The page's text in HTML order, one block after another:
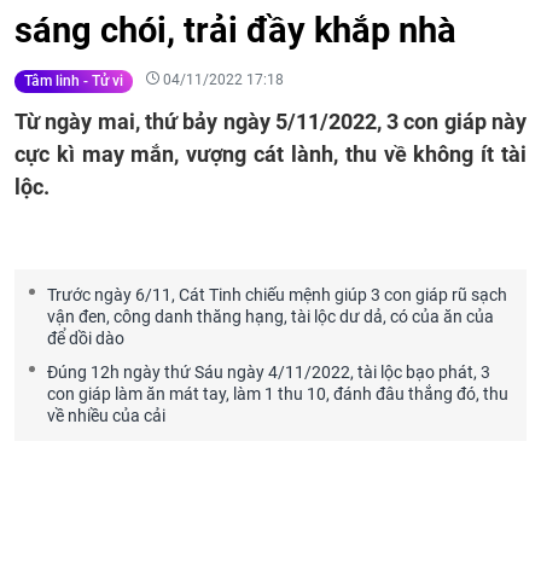
sáng chói, trải đầy khắp nhà
Tâm linh - Tử vi 04/11/2022 17:18
Từ ngày mai, thứ bảy ngày 5/11/2022, 3 con giáp này
cực kì may mắn, vượng cát lành, thu về không ít tài
lộc.
Trước ngày 6/11, Cát Tinh chiếu mệnh giúp 3 con giáp rũ sạch
vận đen, công danh thăng hạng, tài lộc dư dả, có của ăn của
để dồi dào
Đúng 12h ngày thứ Sáu ngày 4/11/2022, tài lộc bạo phát, 3
con giáp làm ăn mát tay, làm 1 thu 10, đánh đâu thắng đó, thu
về nhiều của cải